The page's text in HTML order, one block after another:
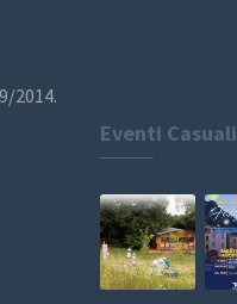
2014.
Eventi Casuali